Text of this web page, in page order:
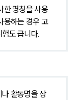
한 명칭을 사용
용하는 경우 고
도 큽니다.
활동명을 상